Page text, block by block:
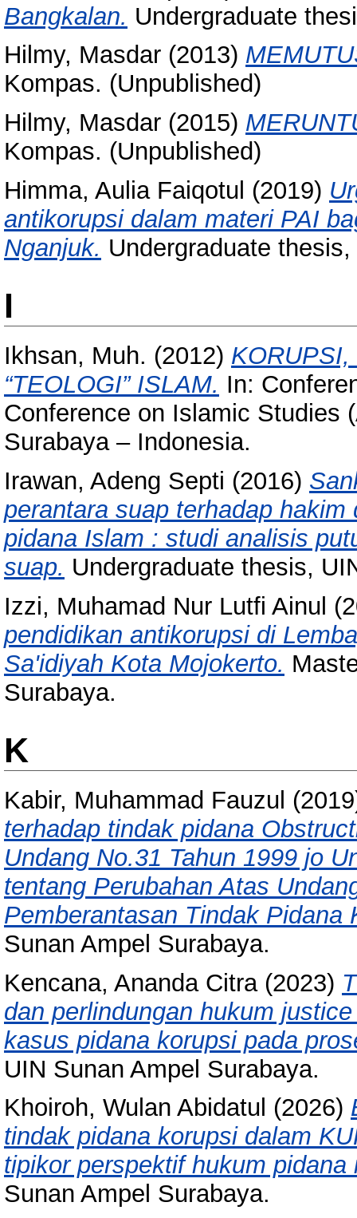
Bangkalan. Undergraduate
Hilmy, Masdar (2013)
Kompas. (Unpublished)
Hilmy, Masdar (2015)
Kompas. (Unpublished)
Himma, Aulia Faiqotul (2019)
antikorupsi dalam materi PAI
Nganjuk. Undergraduate
I
Ikhsan, Muh. (2012) KORUPSI,
“TEOLOGI” ISLAM. In:
Conference on Islamic Studies
Surabaya – Indonesia.
Irawan, Adeng Septi (2016)
perantara suap terhadap
pidana Islam : studi analisis
suap. Undergraduate thesis,
Izzi, Muhamad Nur Lutfi Ainul
pendidikan antikorupsi di
Sa'idiyah Kota Mojokerto.
Surabaya.
K
Kabir, Muhammad Fauzul
terhadap tindak pidana
Undang No.31 Tahun 1999 jo
tentang Perubahan Atas
Pemberantasan Tindak Pidana
Sunan Ampel Surabaya.
Kencana, Ananda Citra(2023)
dan perlindungan hukum
kasus pidana korupsi pada
UIN Sunan Ampel Surabaya.
Khoiroh, Wulan Abidatul (2026)
tindak pidana korupsi dalam
tipikor perspektif hukum pidana
Sunan Ampel Surabaya.